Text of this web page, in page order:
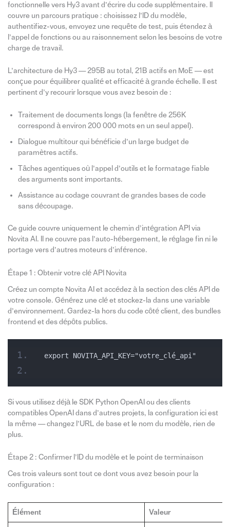
fonctionnelle vers Hy3 avant d’écrire du code supplémentaire. Il
couvre un parcours pratique : choisissez l’ID du modèle,
authentifiez-vous, envoyez une requête de test, puis étendez à
l’appel de fonctions ou au raisonnement selon les besoins de votre
charge de travail.
L’architecture de Hy3 — 295B au total, 21B actifs en MoE — est
conçue pour équilibrer qualité et efficacité à grande échelle. Il est
pertinent d’y recourir lorsque vous avez besoin de :
Traitement de documents longs (la fenêtre de 256K
correspond à environ 200 000 mots en un seul appel).
Dialogue multitour qui bénéficie d’un large budget de
paramètres actifs.
Tâches agentiques où l’appel d’outils et le formatage fiable
des arguments sont importants.
Assistance au codage couvrant de grandes bases de code
sans découpage.
Ce guide couvre uniquement le chemin d’intégration API via
Novita AI. Il ne couvre pas l’auto-hébergement, le réglage fin ni le
portage vers d’autres moteurs d’inférence.
Étape 1 : Obtenir votre clé API Novita
Créez un compte Novita AI et accédez à la section des clés API de
votre console. Générez une clé et stockez-la dans une variable
d’environnement. Gardez-la hors du code côté client, des bundles
frontend et des dépôts publics.
export NOVITA_API_KEY="votre_clé_api"
Si vous utilisez déjà le SDK Python OpenAI ou des clients
compatibles OpenAI dans d’autres projets, la configuration ici est
la même — changez l’URL de base et le nom du modèle, rien de
plus.
Étape 2 : Confirmer l’ID du modèle et le point de terminaison
Ces trois valeurs sont tout ce dont vous avez besoin pour la
configuration :
Élément Valeur